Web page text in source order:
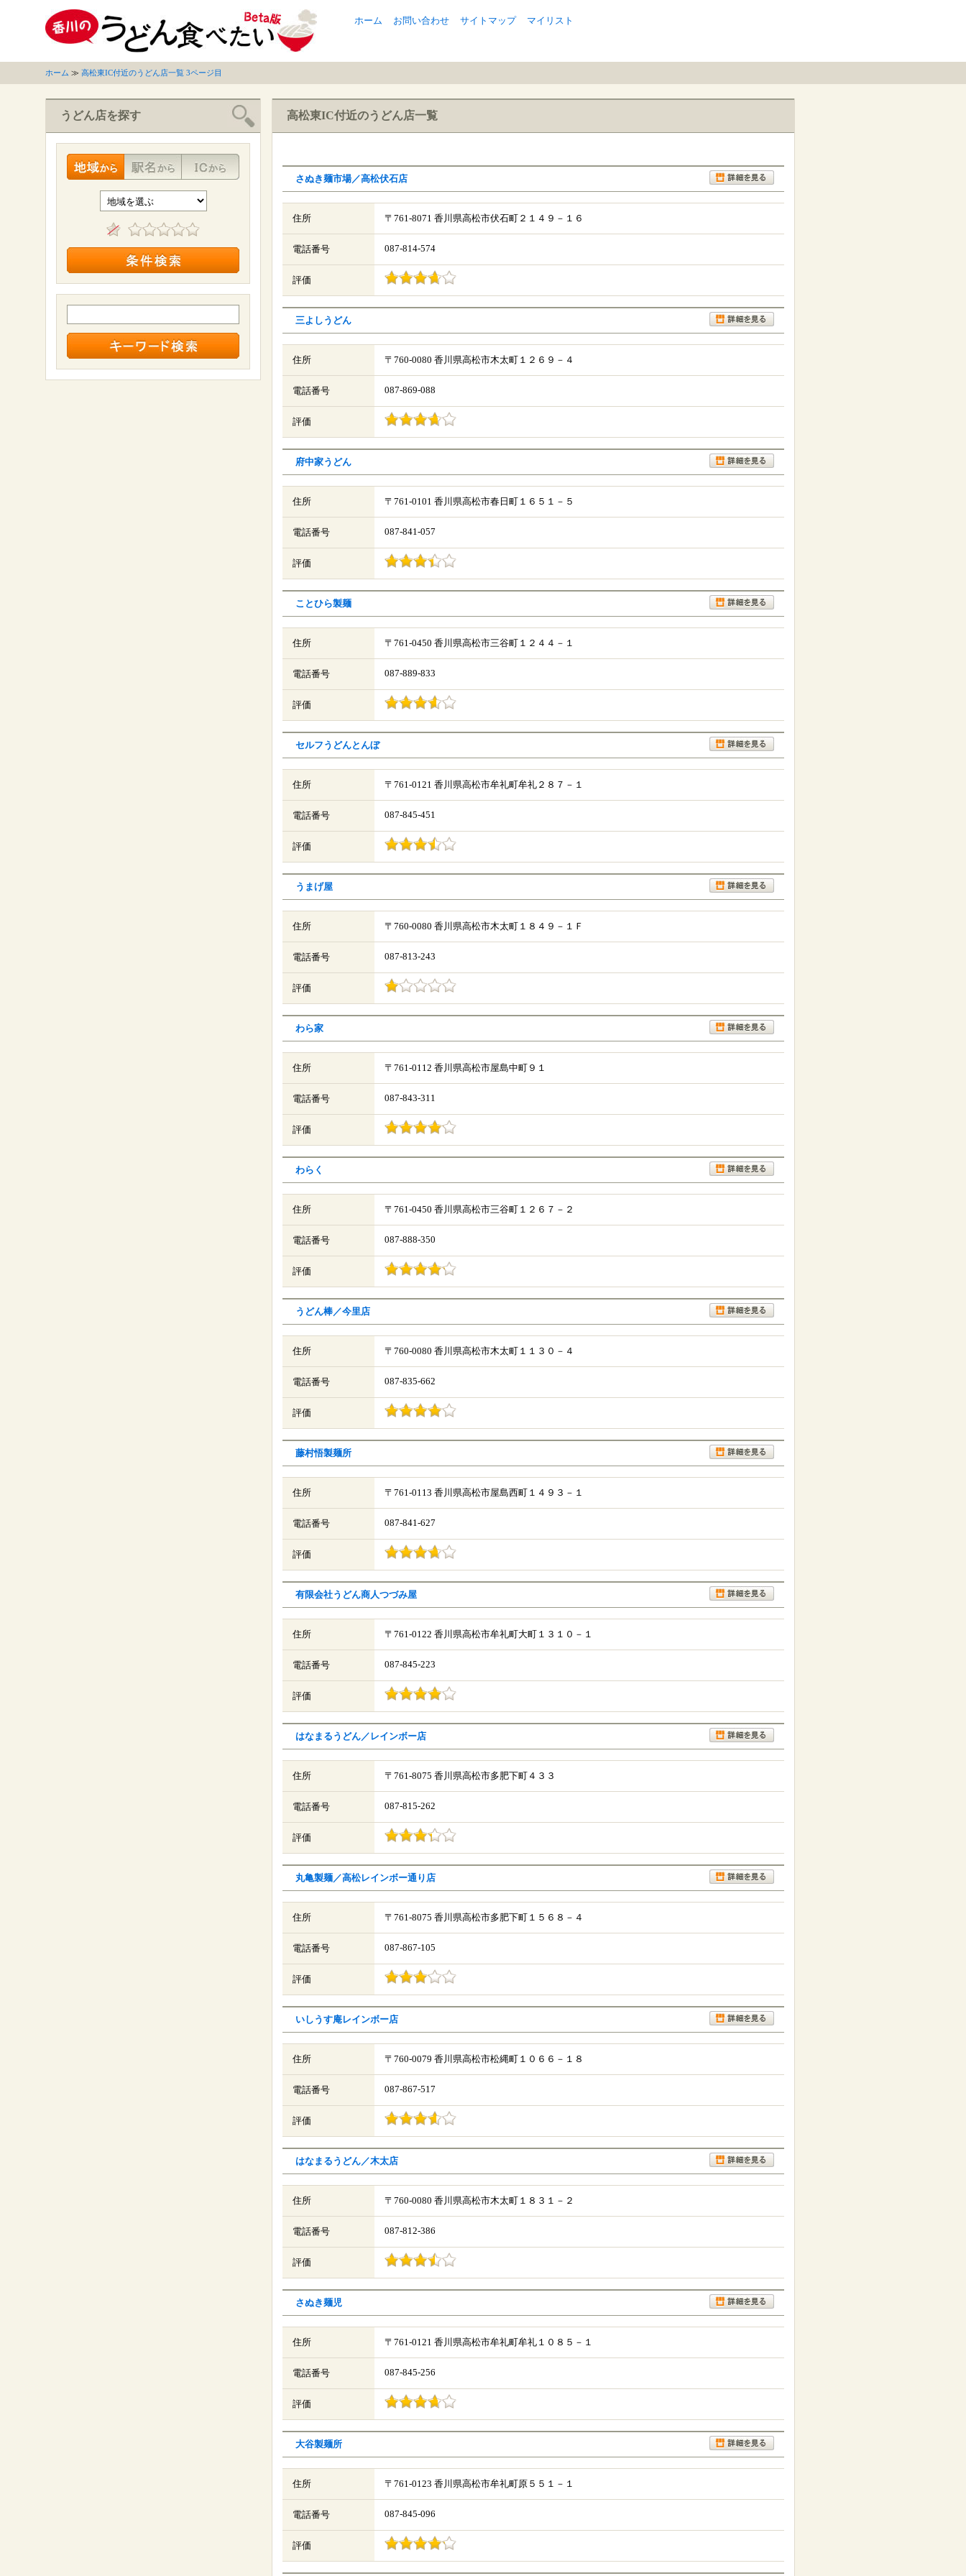
ホーム お問い合わせ サイトマップ マイリスト
ホーム ≫ 高松東IC付近のうどん店一覧 3ページ目
うどん店を探す 高松東IC付近のうどん店一覧
さぬき麺市場／高松伏石店
住所 〒761-8071 香川県高松市伏石町２１４９－１６
電話番号 087-814-574
評価
三よしうどん
住所 〒760-0080 香川県高松市木太町１２６９－４
電話番号 087-869-088
評価
府中家うどん
住所 〒761-0101 香川県高松市春日町１６５１－５
電話番号 087-841-057
評価
ことひら製麺
住所 〒761-0450 香川県高松市三谷町１２４４－１
電話番号 087-889-833
評価
セルフうどんとんぼ
住所 〒761-0121 香川県高松市牟礼町牟礼２８７－１
電話番号 087-845-451
評価
うまげ屋
住所 〒760-0080 香川県高松市木太町１８４９－１Ｆ
電話番号 087-813-243
評価
わら家
住所 〒761-0112 香川県高松市屋島中町９１
電話番号 087-843-311
評価
わらく
住所 〒761-0450 香川県高松市三谷町１２６７－２
電話番号 087-888-350
評価
うどん棒／今里店
住所 〒760-0080 香川県高松市木太町１１３０－４
電話番号 087-835-662
評価
藤村悟製麺所
住所 〒761-0113 香川県高松市屋島西町１４９３－１
電話番号 087-841-627
評価
有限会社うどん商人つづみ屋
住所 〒761-0122 香川県高松市牟礼町大町１３１０－１
電話番号 087-845-223
評価
はなまるうどん／レインボー店
住所 〒761-8075 香川県高松市多肥下町４３３
電話番号 087-815-262
評価
丸亀製麺／高松レインボー通り店
住所 〒761-8075 香川県高松市多肥下町１５６８－４
電話番号 087-867-105
評価
いしうす庵レインボー店
住所 〒760-0079 香川県高松市松縄町１０６６－１８
電話番号 087-867-517
評価
はなまるうどん／木太店
住所 〒760-0080 香川県高松市木太町１８３１－２
電話番号 087-812-386
評価
さぬき麺児
住所 〒761-0121 香川県高松市牟礼町牟礼１０８５－１
電話番号 087-845-256
評価
大谷製麺所
住所 〒761-0123 香川県高松市牟礼町原５５１－１
電話番号 087-845-096
評価